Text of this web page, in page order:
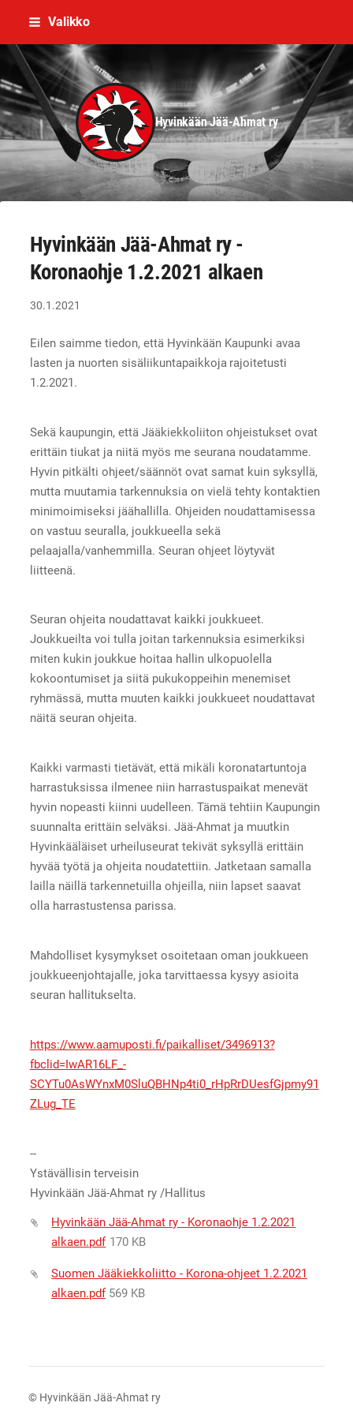
Siirry
sisältöön
Valikko
Hyvinkään Jää-Ahmat ry
Hyvinkään Jää-Ahmat ry -
Koronaohje 1.2.2021 alkaen
30.1.2021
Eilen saimme tiedon, että Hyvinkään Kaupunki avaa
lasten ja nuorten sisäliikuntapaikkoja rajoitetusti
1.2.2021.
Sekä kaupungin, että Jääkiekkoliiton ohjeistukset ovat
erittäin tiukat ja niitä myös me seurana noudatamme.
Hyvin pitkälti ohjeet/säännöt ovat samat kuin syksyllä,
mutta muutamia tarkennuksia on vielä tehty kontaktien
minimoimiseksi jäähallilla. Ohjeiden noudattamisessa
on vastuu seuralla, joukkueella sekä
pelaajalla/vanhemmilla. Seuran ohjeet löytyvät
liitteenä.
Seuran ohjeita noudattavat kaikki joukkueet.
Joukkueilta voi tulla joitan tarkennuksia esimerkiksi
miten kukin joukkue hoitaa hallin ulkopuolella
kokoontumiset ja siitä pukukoppeihin menemiset
ryhmässä, mutta muuten kaikki joukkueet noudattavat
näitä seuran ohjeita.
Kaikki varmasti tietävät, että mikäli koronatartuntoja
harrastuksissa ilmenee niin harrastuspaikat menevät
hyvin nopeasti kiinni uudelleen. Tämä tehtiin Kaupungin
suunnalta erittäin selväksi. Jää-Ahmat ja muutkin
Hyvinkääläiset urheiluseurat tekivät syksyllä erittäin
hyvää työtä ja ohjeita noudatettiin. Jatketaan samalla
lailla näillä tarkennetuilla ohjeilla, niin lapset saavat
olla harrastustensa parissa.
Mahdolliset kysymykset osoitetaan oman joukkueen
joukkueenjohtajalle, joka tarvittaessa kysyy asioita
seuran hallitukselta.
https://www.aamuposti.fi/paikalliset/3496913?
fbclid=IwAR16LF_-
SCYTu0AsWYnxM0SluQBHNp4ti0_rHpRrDUesfGjpmy91
ZLug_TE
--
Ystävällisin terveisin
Hyvinkään Jää-Ahmat ry /Hallitus
Hyvinkään Jää-Ahmat ry - Koronaohje 1.2.2021
alkaen.pdf 170 KB
Suomen Jääkiekkoliitto - Korona-ohjeet 1.2.2021
alkaen.pdf 569 KB
© Hyvinkään Jää-Ahmat ry